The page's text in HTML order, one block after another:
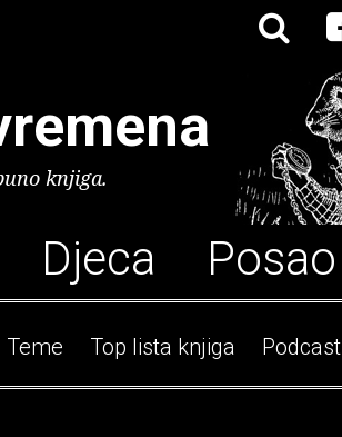
knjiga.
Djeca Posao
Teme Top lista knjiga Podcast